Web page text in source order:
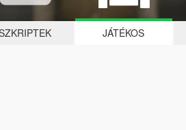
JÁTÉKOS